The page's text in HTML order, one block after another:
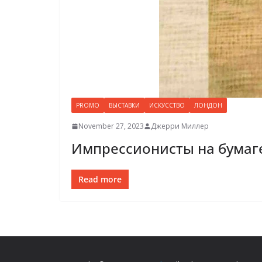
PROMO ВЫСТАВКИ ИСКУССТВО ЛОНДОН
November 27, 2023 Джерри Миллер
Импрессионисты на
Read more